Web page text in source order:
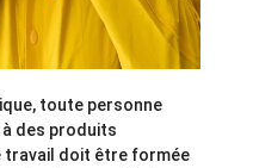
toute personne
des produits
travail doit être formée